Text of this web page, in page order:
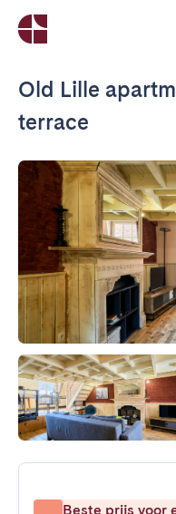
Old Lille
terrace
Beste prijs voor